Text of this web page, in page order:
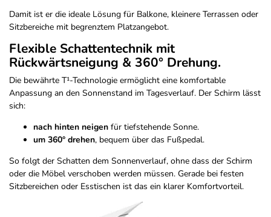
Damit ist er die ideale Lösung für Balkone, kleinere Terrassen oder
Sitzbereiche mit begrenztem Platzangebot.
Flexible Schattentechnik mit
Rückwärtsneigung & 360° Drehung.
Die bewährte T¹-Technologie ermöglicht eine komfortable
Anpassung an den Sonnenstand im Tagesverlauf. Der Schirm lässt
sich:
nach hinten neigen für tiefstehende Sonne.
um 360° drehen, bequem über das Fußpedal.
So folgt der Schatten dem Sonnenverlauf, ohne dass der Schirm
oder die Möbel verschoben werden müssen. Gerade bei festen
Sitzbereichen oder Esstischen ist das ein klarer Komfortvorteil.